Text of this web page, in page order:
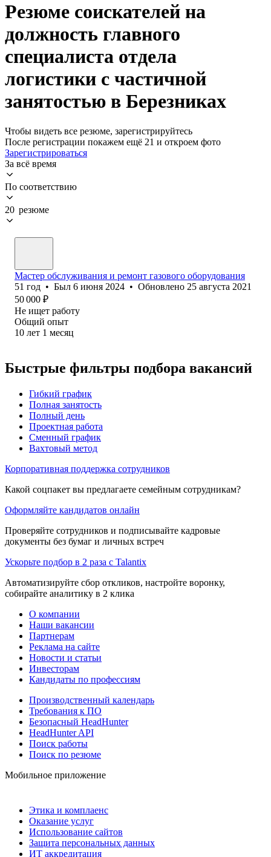
Резюме соискателей на
должность главного
специалиста отдела
логистики с частичной
занятостью в Березниках
Чтобы видеть все резюме, зарегистрируйтесь
После регистрации покажем ещё 21 и откроем фото
Зарегистрироваться
За всё время
По соответствию
20 резюме
Мастер обслуживания и ремонт газового оборудования
51 год • Был 6 июня 2024 • Обновлено 25 августа 2021
50 000 ₽
Не ищет работу
Общий опыт
10 лет 1 месяц
Быстрые фильтры подбора вакансий
Гибкий график
Полная занятость
Полный день
Проектная работа
Сменный график
Вахтовый метод
Корпоративная поддержка сотрудников
Какой соцпакет вы предлагаете семейным сотрудникам?
Оформляйте кандидатов онлайн
Проверяйте сотрудников и подписывайте кадровые
документы без бумаг и личных встреч
Ускорьте подбор в 2 раза с Talantix
Автоматизируйте сбор откликов, настройте воронку,
собирайте аналитику в 2 клика
О компании
Наши вакансии
Партнерам
Реклама на сайте
Новости и статьи
Инвесторам
Кандидаты по профессиям
Производственный календарь
Требования к ПО
Безопасный HeadHunter
HeadHunter API
Поиск работы
Поиск по резюме
Мобильное приложение
Этика и комплаенс
Оказание услуг
Использование сайтов
Защита персональных данных
ИТ аккредитация